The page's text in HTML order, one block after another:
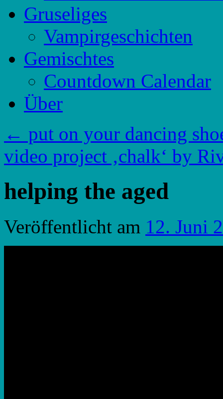
Gruseliges
Vampirgeschichten
Gemischtes
Countdown Calendar
Über
← put on your dancing
video project ‚chalk‘ by
helping the aged
Veröffentlicht am 12. Juni